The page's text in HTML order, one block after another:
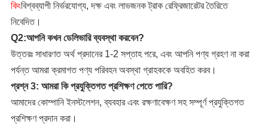
কিংবিশ্বব্যাপী নির্ভরযোগ্য, দক্ষ এবং লাভজনক ট্রাক রেফ্রিজারেটর তৈরিতে
নিবেদিত।
Q2:আপনি কখন ডেলিভারি ব্যবস্থা করবেন?
উত্তরঃ সাধারণত অর্থ প্রদানের 1-2 সপ্তাহ পরে, এবং আপনি পণ্য গ্রহণ না করা
পর্যন্ত আমরা ক্রমাগত পণ্য পরিবহন অবস্থা গ্রাহককে অবহিত করব।
প্রশ্ন 3: আমরা কি প্রযুক্তিগত প্রশিক্ষণ পেতে পারি?
আমাদের কোম্পানি ইনস্টলেশন, ব্যবহার এবং রক্ষণাবেক্ষণ সহ সম্পূর্ণ প্রযুক্তিগত
প্রশিক্ষণ প্রদান করা।